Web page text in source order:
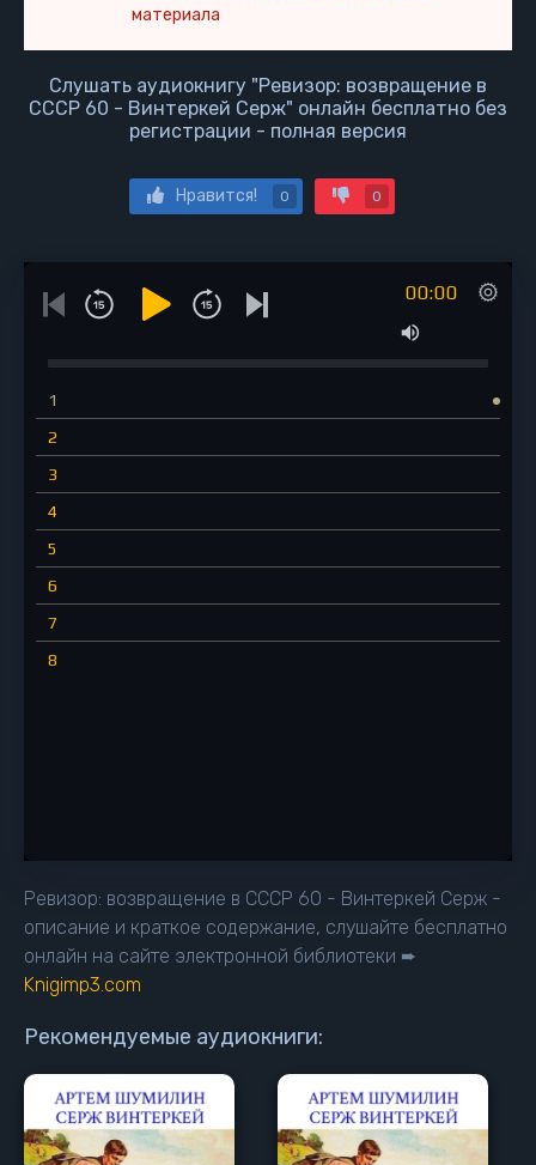
материала
Слушать аудиокнигу "Ревизор: возвращение в
СССР 60 - Винтеркей Серж" онлайн бесплатно без
регистрации - полная версия
Нравится! 0 0
00:00
1
2
3
4
5
6
7
8
Ревизор: возвращение в СССР 60 - Винтеркей Серж -
описание и краткое содержание, слушайте бесплатно
онлайн на сайте электронной библиотеки ➨
Knigimp3.com
Рекомендуемые аудиокниги: